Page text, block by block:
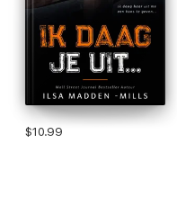
$10.99